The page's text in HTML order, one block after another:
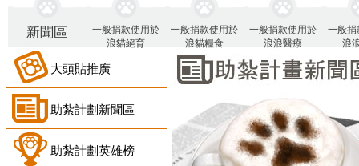
新聞區
一般捐款使用於
浪貓絕育
一般捐款使用於
浪貓糧食
一般捐款使用於
浪浪醫療
一般捐
浪
大頭貼推廣
助紮計劃新聞區
助紮計劃英雄榜